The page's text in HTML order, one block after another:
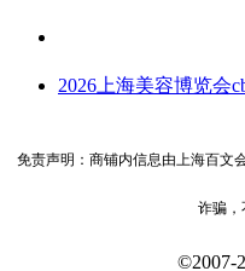
2026上海美容博览会
免责声明：商铺内信息由上海百文
诈骗，
©2007-